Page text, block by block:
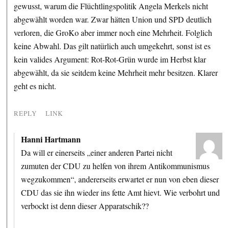
gewusst, warum die Flüchtlingspolitik Angela Merkels nicht
abgewählt worden war. Zwar hätten Union und SPD deutlich
verloren, die GroKo aber immer noch eine Mehrheit. Folglich
keine Abwahl. Das gilt natürlich auch umgekehrt, sonst ist es
kein valides Argument: Rot-Rot-Grün wurde im Herbst klar
abgewählt, da sie seitdem keine Mehrheit mehr besitzen. Klarer
geht es nicht.
REPLY LINK
Hanni Hartmann
Da will er einerseits „einer anderen Partei nicht
zumuten der CDU zu helfen von ihrem Antikommunismus
wegzukommen“, andererseits erwartet er nun von eben dieser
CDU das sie ihn wieder ins fette Amt hievt. Wie verbohrt und
verbockt ist denn dieser Apparatschik??